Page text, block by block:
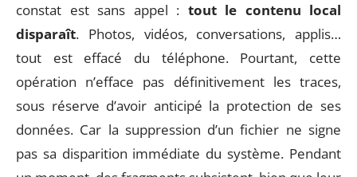
constat est sans appel : tout le contenu local
disparaît. Photos, vidéos, conversations, applis…
tout est effacé du téléphone. Pourtant, cette
opération n’efface pas définitivement les traces,
sous réserve d’avoir anticipé la protection de ses
données. Car la suppression d’un fichier ne signe
pas sa disparition immédiate du système. Pendant